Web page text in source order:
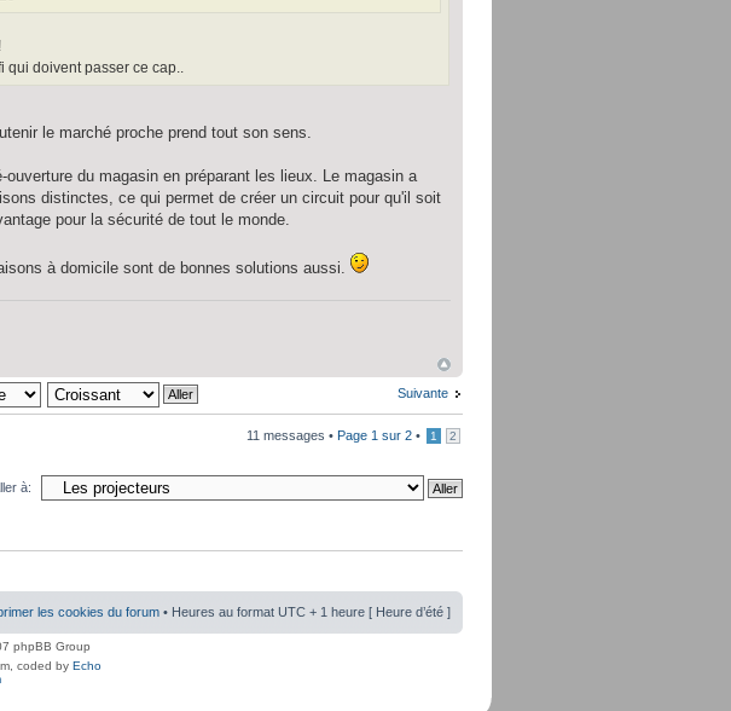
doivent passer ce cap..
le marché proche prend tout son sens.
du magasin en préparant les lieux. Le magasin a
distinctes, ce qui permet de créer un circuit pour qu'il soit
pour la sécurité de tout le monde.
à domicile sont de bonnes solutions aussi.
Suivante
11 messages • Page 1 sur 2 • 1 2
à:
les cookies du forum • Heures au format UTC + 1 heure [ Heure d’été ]
phpBB Group
coded by Echo